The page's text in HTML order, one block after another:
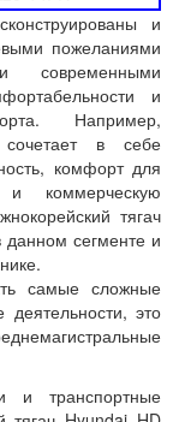
и
пожеланиями
современными
и
Например,
в себе
комфорт для
и коммерческую
тягач
данном сегменте и
самые сложные
это
и транспортные